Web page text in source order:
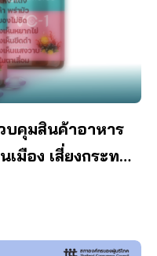
บคุมสินค้าอาหาร
เมือง เสี่ยงกระทบ